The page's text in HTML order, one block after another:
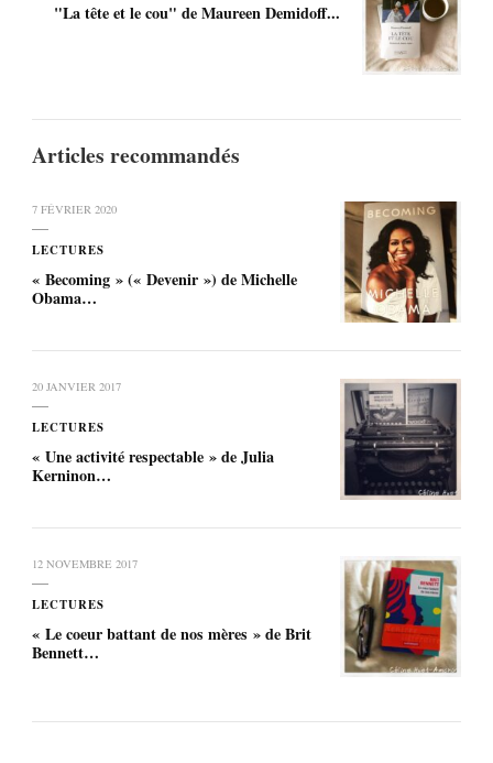
"La tête et le cou" de Maureen Demidoff...
Articles recommandés
7 FÉVRIER 2020
LECTURES
« Becoming » (« Devenir ») de Michelle
Obama…
20 JANVIER 2017
LECTURES
« Une activité respectable » de Julia
Kerninon…
12 NOVEMBRE 2017
LECTURES
« Le coeur battant de nos mères » de Brit
Bennett…